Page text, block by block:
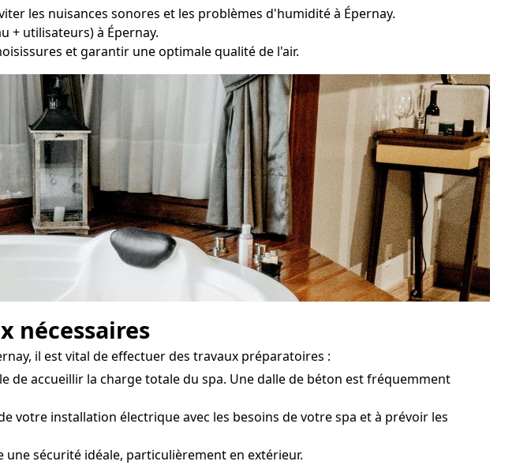
les nuisances sonores et les problèmes d'humidité à Épernay.
+ utilisateurs) à Épernay.
et garantir une optimale qualité de l'air.
nécessaires
il est vital de effectuer des travaux préparatoires :
de accueillir la charge totale du spa. Une dalle de béton est fréquemment
votre installation électrique avec les besoins de votre spa et à prévoir les
sécurité idéale, particulièrement en extérieur.